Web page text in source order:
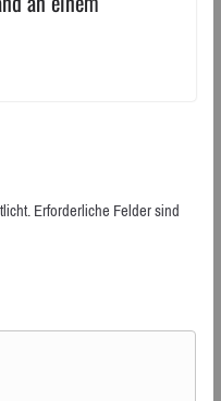
Erforderliche Felder sind